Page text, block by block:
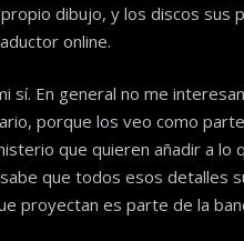
dibujo, y los discos sus
online.
sí. En general no me
porque los veo como
que quieren añadir a lo
sabe que todos esos detalles
proyectan es parte de la